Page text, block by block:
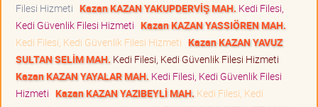
Filesi Hizmeti Kazan KAZAN YAKUPDERVİŞ MAH. Kedi Filesi,
Kedi Güvenlik Filesi Hizmeti Kazan KAZAN YASSIÖREN MAH.
Kedi Filesi, Kedi Güvenlik Filesi Hizmeti Kazan KAZAN YAVUZ
SULTAN SELİM MAH. Kedi Filesi, Kedi Güvenlik Filesi Hizmeti
Kazan KAZAN YAYALAR MAH. Kedi Filesi, Kedi Güvenlik Filesi
Hizmeti Kazan KAZAN YAZIBEYLİ MAH. Kedi Filesi, Kedi